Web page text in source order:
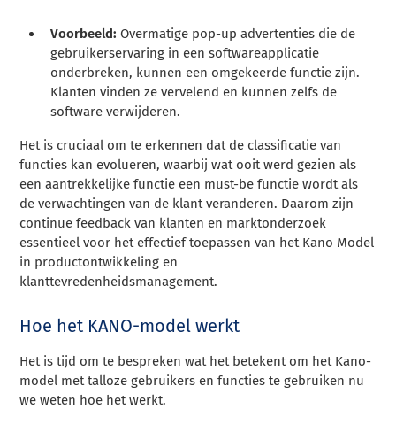
Voorbeeld: Overmatige pop-up advertenties die de
gebruikerservaring in een softwareapplicatie
onderbreken, kunnen een omgekeerde functie zijn.
Klanten vinden ze vervelend en kunnen zelfs de
software verwijderen.
Het is cruciaal om te erkennen dat de classificatie van
functies kan evolueren, waarbij wat ooit werd gezien als
een aantrekkelijke functie een must-be functie wordt als
de verwachtingen van de klant veranderen. Daarom zijn
continue feedback van klanten en marktonderzoek
essentieel voor het effectief toepassen van het Kano Model
in productontwikkeling en
klanttevredenheidsmanagement.
Hoe het KANO-model werkt
Het is tijd om te bespreken wat het betekent om het Kano-
model met talloze gebruikers en functies te gebruiken nu
we weten hoe het werkt.